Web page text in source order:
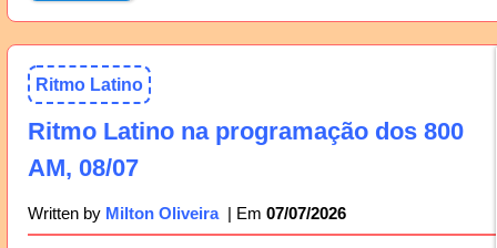
Ritmo Latino
Ritmo Latino na programação dos 800
AM, 08/07
Written by Milton Oliveira 07/07/2026